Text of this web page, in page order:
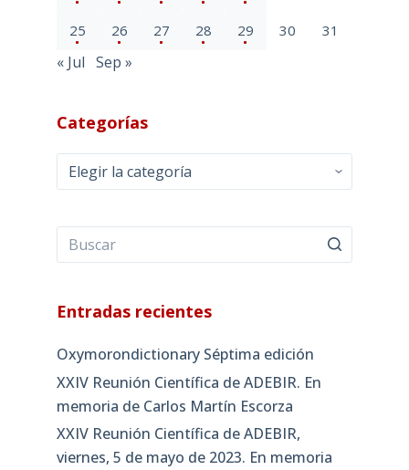
25 26 27 28 29 30 31
« Jul Sep »
Categorías
Categorías
Entradas recientes
Oxymorondictionary Séptima edición
XXIV Reunión Científica de ADEBIR. En
memoria de Carlos Martín Escorza
XXIV Reunión Científica de ADEBIR,
viernes, 5 de mayo de 2023. En memoria